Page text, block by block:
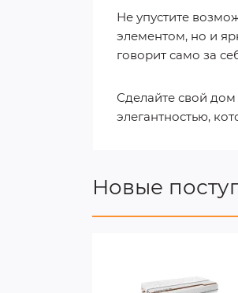
Не упустите
элементом, но и
говорит само за
Сделайте свой
элегантностью,
Новые